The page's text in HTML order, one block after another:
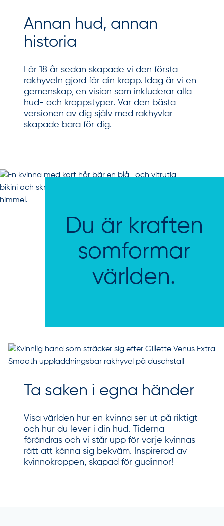
Annan hud, annan
historia
För 18 år sedan skapade vi den första
rakhyveln gjord för din kropp. Idag är vi en
gemenskap, en vision som inkluderar alla
hud- och kroppstyper. Var den bästa
versionen av dig själv med rakhyvlar
skapade bara för dig.
Du är kraften
somformar
världen.
Ta saken i egna händer
Visa världen hur en kvinna ser ut på riktigt
och hur du lever i din hud. Tiderna
förändras och vi står upp för varje kvinnas
rätt att känna sig bekväm. Inspirerad av
kvinnokroppen, skapad för gudinnor!